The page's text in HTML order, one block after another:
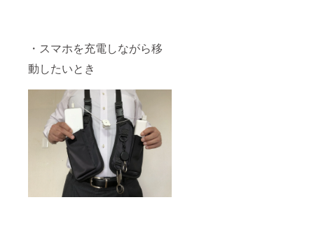
・スマホを充電しながら移
動したいとき